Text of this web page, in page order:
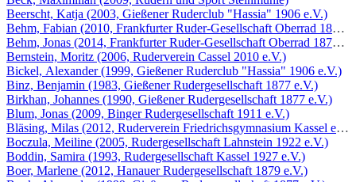
Beerscht, Katja (2003, Gießener Ruderclub "Hassia" 1906 e.V.)
Behm, Fabian (2010, Frankfurter Ruder-Gesellschaft Oberrad 1879
Behm, Jonas (2014, Frankfurter Ruder-Gesellschaft Oberrad 1879
Bernstein, Moritz (2006, Ruderverein Cassel 2010 e.V.)
Bickel, Alexander (1999, Gießener Ruderclub "Hassia" 1906 e.V.)
Binz, Benjamin (1983, Gießener Rudergesellschaft 1877 e.V.)
Birkhan, Johannes (1990, Gießener Rudergesellschaft 1877 e.V.)
Blum, Jonas (2009, Binger Rudergesellschaft 1911 e.V.)
Bläsing, Milas (2012, Ruderverein Friedrichsgymnasium Kassel e.V.)
Boczula, Meiline (2005, Rudergesellschaft Lahnstein 1922 e.V.)
Boddin, Samira (1993, Rudergesellschaft Kassel 1927 e.V.)
Boer, Marlene (2012, Hanauer Rudergesellschaft 1879 e.V.)